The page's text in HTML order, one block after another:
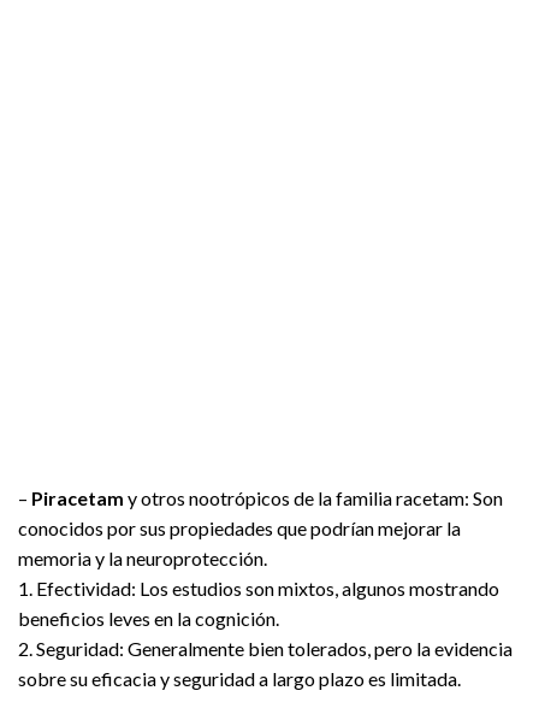
– Piracetam y otros nootrópicos de la familia racetam: Son
conocidos por sus propiedades que podrían mejorar la
memoria y la neuroprotección.
1. Efectividad: Los estudios son mixtos, algunos mostrando
beneficios leves en la cognición.
2. Seguridad: Generalmente bien tolerados, pero la evidencia
sobre su eficacia y seguridad a largo plazo es limitada.